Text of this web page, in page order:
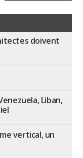
doivent
Liban,
vertical, un